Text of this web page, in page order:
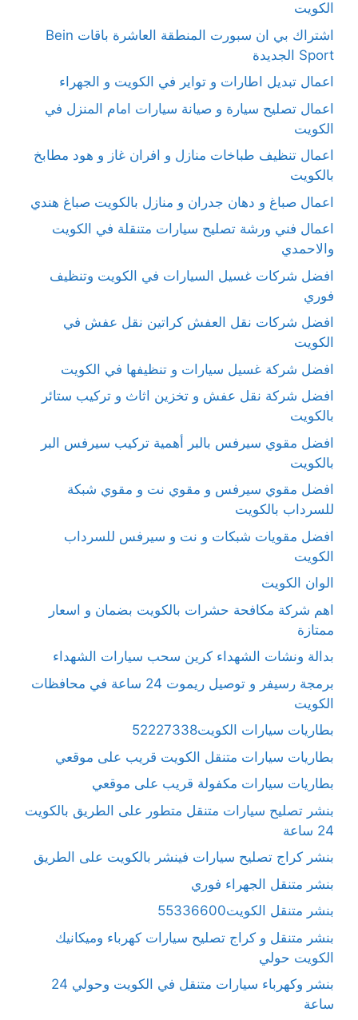
الكويت
اشتراك بي ان سبورت المنطقة العاشرة باقات Bein
Sport الجديدة
اعمال تبديل اطارات و تواير في الكويت و الجهراء
اعمال تصليح سيارة و صيانة سيارات امام المنزل في
الكويت
اعمال تنظيف طباخات منازل و افران غاز و هود مطابخ
بالكويت
اعمال صباغ و دهان جدران و منازل بالكويت صباغ هندي
اعمال فني ورشة تصليح سيارات متنقلة في الكويت
والاحمدي
افضل شركات غسيل السيارات في الكويت وتنظيف
فوري
افضل شركات نقل العفش كراتين نقل عفش في
الكويت
افضل شركة غسيل سيارات و تنظيفها في الكويت
افضل شركة نقل عفش و تخزين اثاث و تركيب ستائر
بالكويت
افضل مقوي سيرفس بالبر أهمية تركيب سيرفس البر
بالكويت
افضل مقوي سيرفس و مقوي نت و مقوي شبكة
للسرداب بالكويت
افضل مقويات شبكات و نت و سيرفس للسرداب
الكويت
الوان الكويت
اهم شركة مكافحة حشرات بالكويت بضمان و اسعار
ممتازة
بدالة ونشات الشهداء كرين سحب سيارات الشهداء
برمجة رسيفر و توصيل ريموت 24 ساعة في محافظات
الكويت
بطاريات سيارات الكويت52227338
بطاريات سيارات متنقل الكويت قريب على موقعي
بطاريات سيارات مكفولة قريب على موقعي
بنشر تصليح سيارات متنقل متطور على الطريق بالكويت
24 ساعة
بنشر كراج تصليح سيارات فينشر بالكويت على الطريق
بنشر متنقل الجهراء فوري
بنشر متنقل الكويت55336600
بنشر متنقل و كراج تصليح سيارات كهرباء وميكانيك
الكويت حولي
بنشر وكهرباء سيارات متنقل في الكويت وحولي 24
ساعة